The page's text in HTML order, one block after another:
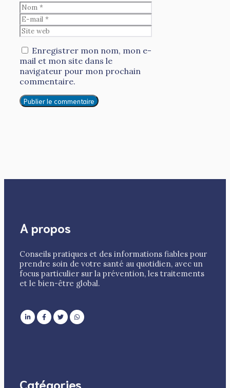
Nom
E-
mail
Site
web
Enregistrer mon nom, mon e-
mail et mon site dans le
navigateur pour mon prochain
commentaire.
A propos
Conseils pratiques et des informations fiables pour
prendre soin de votre santé au quotidien, avec un
focus particulier sur la prévention, les traitements
et le bien-être global.
Catégories